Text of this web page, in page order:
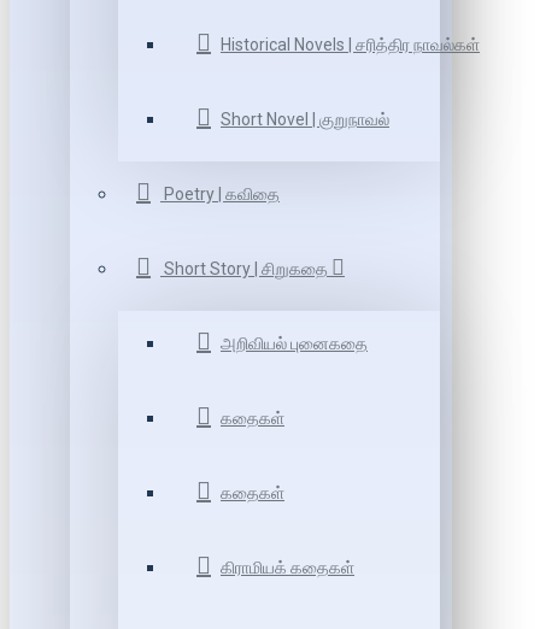
Historical Novels | சரித்திர நாவல்கள்
Short Novel | குறுநாவல்
Poetry | கவிதை
Short Story | சிறுகதை
அறிவியல் புனைகதை
கதைகள்
கதைகள்
கிராமியக் கதைகள்